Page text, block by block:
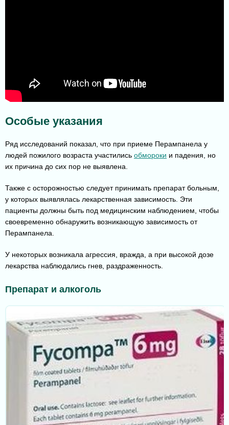
Особые указания
Ряд исследований показал, что при приеме Перампанела у
людей пожилого возраста участились обмороки и падения, но
их причина до сих пор не выявлена.
Также с осторожностью следует принимать препарат больным,
у которых выявлялась лекарственная зависимость. Эти
пациенты должны быть под медицинским наблюдением, чтобы
своевременно обнаружить возникающую зависимость от
Перампанела.
У некоторых возникала агрессия, вражда, а при высокой дозе
лекарства наблюдались гнев, раздраженность.
Препарат и алкоголь